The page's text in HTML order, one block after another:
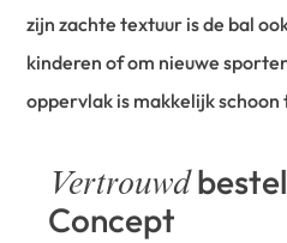
zijn zachte textuur is de bal
kinderen of om nieuwe
oppervlak is makkelijk schoon
Vertrouwd
Concept